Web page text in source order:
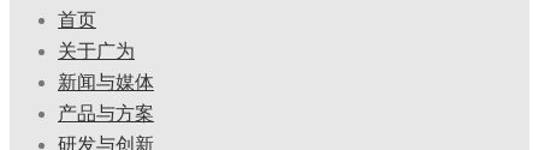
首页
关于广为
新闻与媒体
产品与方案
研发与创新